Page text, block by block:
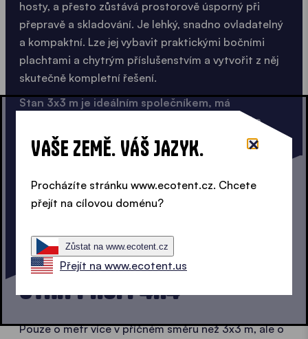
hosty, a přesto zůstává prostorově úsporný při
přepravě a skladování. Je lehký, snadno ovladatelný
a kompaktní. Lze jej vybavit praktickými bočními
plachtami a chytrým příslušenstvím a vytvořit z něj
skutečně kompletní řešení.
Stan 3x3 m je ideálním společníkem, má
profesionální vzhled a široké využití: kdykoli a
kdekoli.
JEŠTĚ VĚTŠÍ
STAN PROFI 4X4
Pouze o metr více v příčném směru než 3x3 m, ale o
VAŠE ZEMĚ. VÁŠ JAZYK.
Procházíte stránku www.ecotent.cz. Chcete
přejít na cílovou doménu?
Zůstat na www.ecotent.cz
Přejít na www.ecotent.us